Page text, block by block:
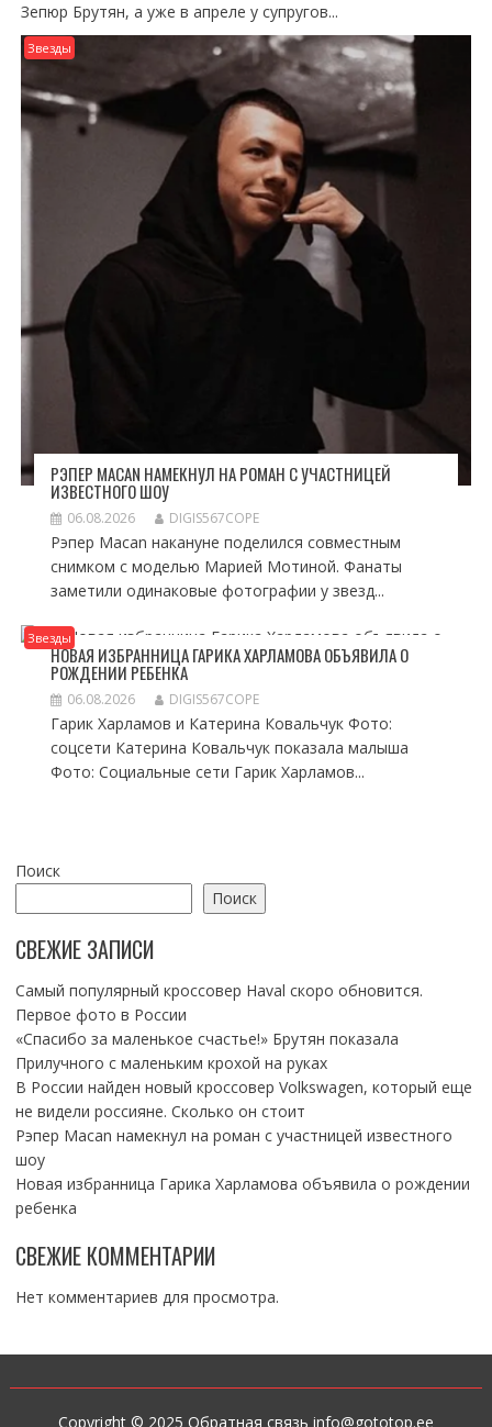
Зепюр Брутян, а уже в апреле у супругов...
Звезды
РЭПЕР MACAN НАМЕКНУЛ НА РОМАН С УЧАСТНИЦЕЙ
ИЗВЕСТНОГО ШОУ
06.08.2026 DIGIS567COPE
Рэпер Macan накануне поделился совместным
снимком с моделью Марией Мотиной. Фанаты
заметили одинаковые фотографии у звезд...
Звезды
НОВАЯ ИЗБРАННИЦА ГАРИКА ХАРЛАМОВА ОБЪЯВИЛА О
РОЖДЕНИИ РЕБЕНКА
06.08.2026 DIGIS567COPE
Гарик Харламов и Катерина Ковальчук Фото:
соцсети Катерина Ковальчук показала малыша
Фото: Социальные сети Гарик Харламов...
Поиск
Поиск
СВЕЖИЕ ЗАПИСИ
Самый популярный кроссовер Haval скоро обновится.
Первое фото в России
«Спасибо за маленькое счастье!» Брутян показала
Прилучного с маленьким крохой на руках
В России найден новый кроссовер Volkswagen, который еще
не видели россияне. Сколько он стоит
Рэпер Macan намекнул на роман с участницей известного
шоу
Новая избранница Гарика Харламова объявила о рождении
ребенка
СВЕЖИЕ КОММЕНТАРИИ
Нет комментариев для просмотра.
Copyright © 2025 Обратная связь info@gototop.ee